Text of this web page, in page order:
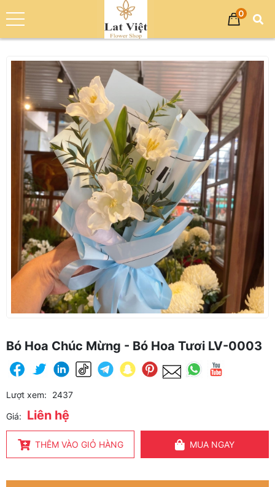
0
Trang chủ
Bó Hoa
Bó Hoa Chúc Mừng - Bó Hoa Tươi LV-0003
Bó Hoa Chúc Mừng - Bó Hoa Tươi LV-0003
Lượt xem: 2437
Giá: Liên hệ
THÊM VÀO GIỎ HÀNG MUA NGAY